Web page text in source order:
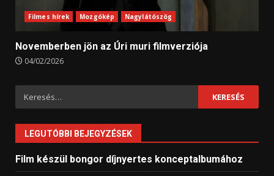
Filmes hírek Mozgókép Nagylátószög
Novemberben jön az Úri muri filmverziója
04/02/2026
Keresés:
LEGUTÓBBI BEJEGYZÉSEK
Film készül bongor díjnyertes konceptalbumához